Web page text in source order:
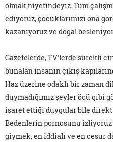
olmak niyetindeyiz. Tüm
ediyoruz, çocuklarımızı ona
kazanıyoruz ve doğal
Gazetelerde, TV'lerde sürekli
bunalan insanın çıkış
Haz üzerine odaklı bir zaman
duymadığımız şeyler öcü gibi
işaret ettiği duygular bile
Bedenlerin pornosunu
giymek, en iddialı ve en cesur